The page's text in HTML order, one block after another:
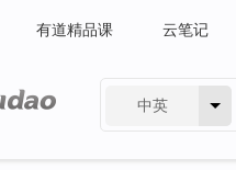
有道精品课 云笔记
中英